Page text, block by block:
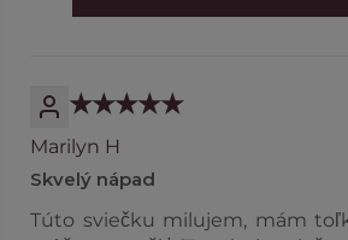
Marilyn H
Skvelý nápad
Túto sviečku milujem, mám